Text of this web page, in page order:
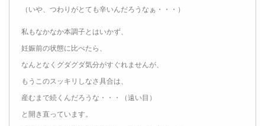
（いや、つわりがとても辛いんだろうなぁ・・・）
私もなかなか本調子とはいかず、
妊娠前の状態に比べたら、
なんとなくグダグダ気分がすぐれませんが、
もうこのスッキリしなさ具合は、
産むまで続くんだろうな・・・（遠い目）
と開き直っています。